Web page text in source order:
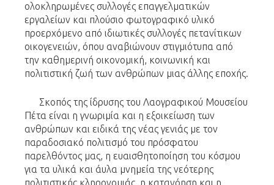
ολοκληρωμένες συλλογές επαγγελματικών
εργαλείων και πλούσιο φωτογραφικό υλικό
προερχόμενο από ιδιωτικές συλλογές πετανίτικων
οικογενειών, όπου αναβιώνουν στιγμιότυπα από
την καθημερινή οικονομική, κοινωνική και
πολιτιστική ζωή των ανθρώπων μιας άλλης εποχής.
Σκοπός της ίδρυσης του Λαογραφικού Μουσείου
Πέτα είναι η γνωριμία και η εξοικείωση των
ανθρώπων και ειδικά της νέας γενιάς με τον
παραδοσιακό πολιτισμό του πρόσφατου
παρελθόντος μας, η ευαισθητοποίηση του κόσμου
για τα υλικά και άυλα μνημεία της νεότερης
πολιτιστικής κληρονομιάς, η κατανόηση και η